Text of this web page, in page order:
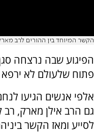
הקשר המיוחד בין ההורים לרב
הפיגוע שבה נרצחה
פתוח שלעולם לא
אלפי אנשים הגיעו
גם הרב אילן מארק,
לסייע ומאז הקשר